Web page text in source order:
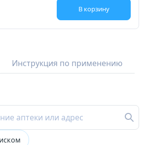
В корзину
Инструкция по применению